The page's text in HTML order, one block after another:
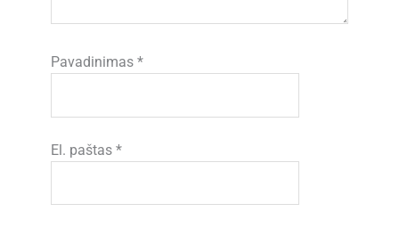
Pavadinimas*
El. paštas*